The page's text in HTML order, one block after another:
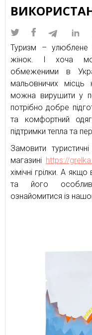
Туризм – улюблене
жінок. І хоча
обмеженими в
мальовничих
можна вирушити у
потрібно добре
та комфортний
підтримки тепла та
Замовити
магазині https://
хімічні грілки. А
та його
ознайомитися із